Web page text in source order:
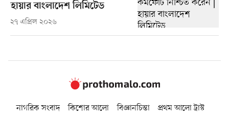
হায়ার বাংলাদেশ লিমিটেড
২৭ এপ্রিল ২০২৬
নাগরিক সংবাদ কিশোর আলো বিজ্ঞানচিন্তা
প্রথম আলো ট্রাস্ট